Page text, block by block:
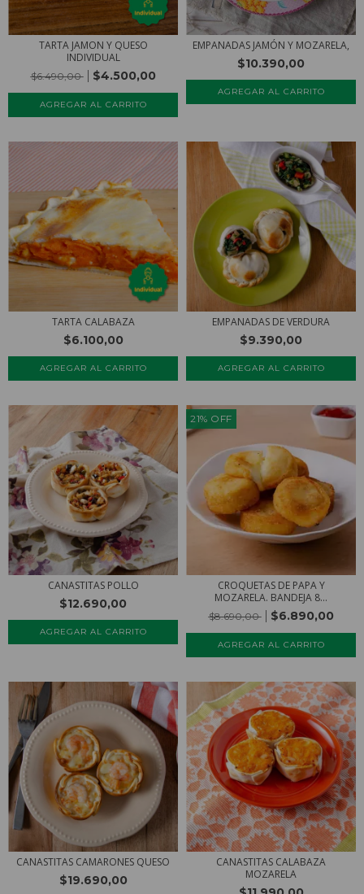
TARTA JAMON Y QUESO
INDIVIDUAL
$6.490,00 $4.500,00
EMPANADAS JAMÓN Y MOZARELA,
$10.390,00
AGREGAR AL CARRITO
TARTA CALABAZA
$6.100,00
AGREGAR AL CARRITO
EMPANADAS DE VERDURA
$9.390,00
AGREGAR AL CARRITO
CANASTITAS POLLO
$12.690,00
21% OFF
CROQUETAS DE PAPA Y
MOZARELA. BANDEJA 8...
$8.690,00 $6.890,00
CANASTITAS CAMARONES QUESO
$19.690,00
CANASTITAS CALABAZA
MOZARELA